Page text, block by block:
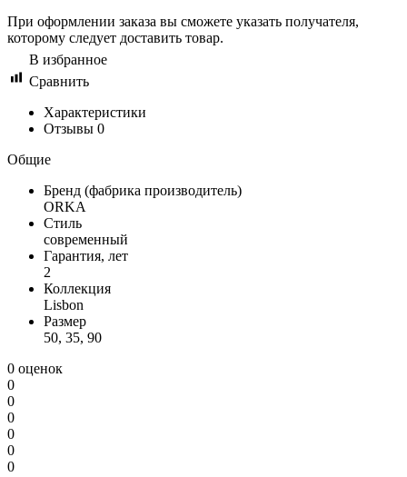
При оформлении заказа вы сможете указать получателя,
которому следует доставить товар.
В избранное
Сравнить
Характеристики
Отзывы 0
Общие
Бренд (фабрика производитель)
ORKA
Стиль
современный
Гарантия, лет
2
Коллекция
Lisbon
Размер
50, 35, 90
0 оценок
0
0
0
0
0
0